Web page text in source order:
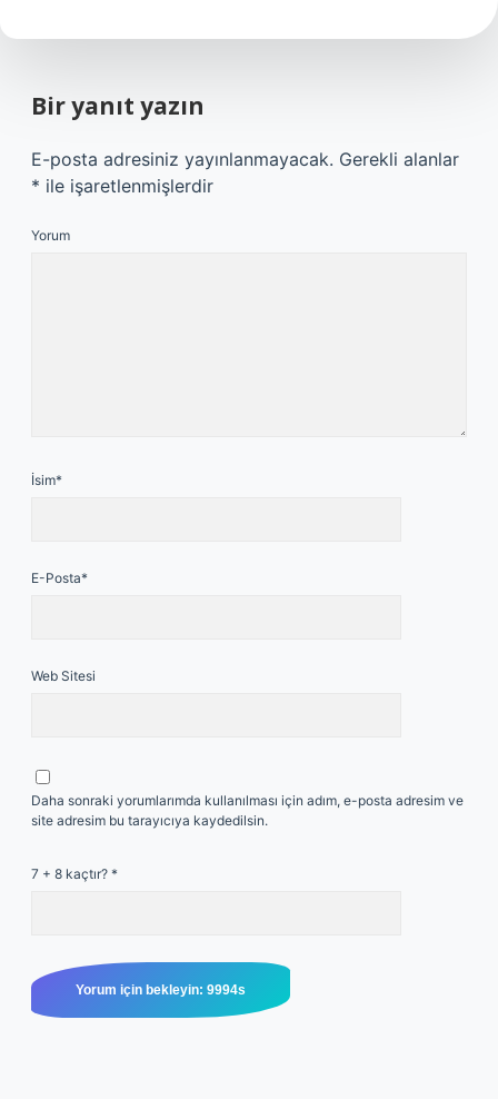
Bir yanıt yazın
E-posta adresiniz yayınlanmayacak. Gerekli alanlar
* ile işaretlenmişlerdir
Yorum
İsim*
E-Posta*
Web Sitesi
Daha sonraki yorumlarımda kullanılması için adım, e-posta adresim ve
site adresim bu tarayıcıya kaydedilsin.
7 + 8 kaçtır? *